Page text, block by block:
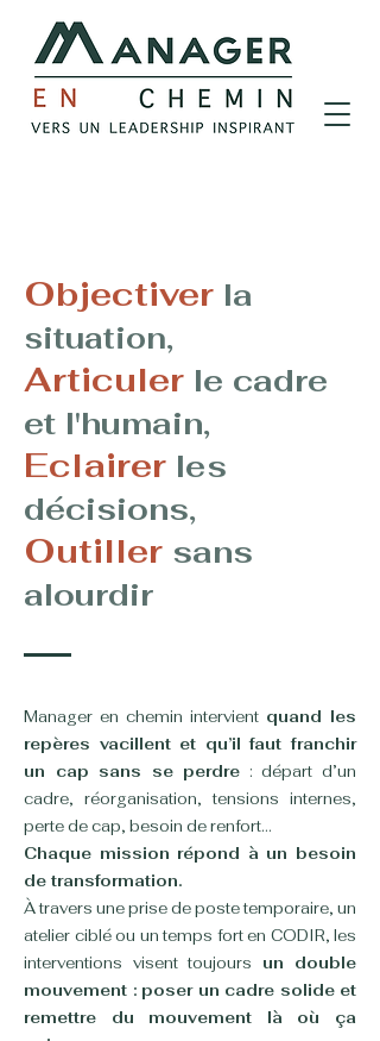
Objectiver la
situation,
Articuler le cadre
et l'humain,
Eclairer les
décisions,
Outiller sans
alourdir
Manager en chemin intervient quand les
repères vacillent et qu’il faut franchir
un cap sans se perdre : départ d’un
cadre, réorganisation, tensions internes,
perte de cap, besoin de renfort…
Chaque mission répond à un besoin
de transformation.
À travers une prise de poste temporaire, un
atelier ciblé ou un temps fort en CODIR, les
interventions visent toujours un double
mouvement : poser un cadre solide et
remettre du mouvement là où ça